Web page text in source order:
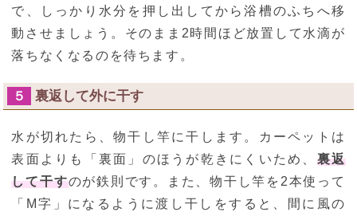
で、しっかり水分を押し出してから浴槽のふちへ移
動させましょう。そのまま2時間ほど放置して水滴が
落ちなくなるのを待ちます。
５ 裏返して外に干す
水が切れたら、物干し竿に干します。カーペットは
表面よりも「裏面」のほうが乾きにくいため、 裏返
して干すのが鉄則です。また、物干し竿を2本使って
「M字」になるように渡し干しをすると、間に風の